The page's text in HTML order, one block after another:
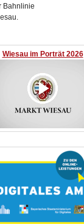
Bahnlinie
Wiesau im Porträt 2026